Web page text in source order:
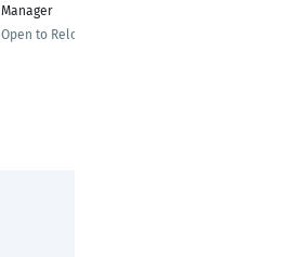
Manager
Open to Relocating